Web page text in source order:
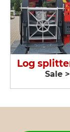
Log
Sale